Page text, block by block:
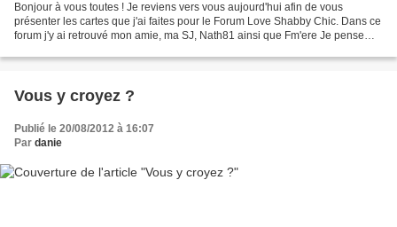
Bonjour à vous toutes ! Je reviens vers vous aujourd'hui afin de vous
présenter les cartes que j'ai faites pour le Forum Love Shabby Chic. Dans ce
forum j'y ai retrouvé mon amie, ma SJ, Nath81 ainsi que Fm'ere Je pense
Vous y croyez ?
Publié le 20/08/2012 à 16:07
Par danie